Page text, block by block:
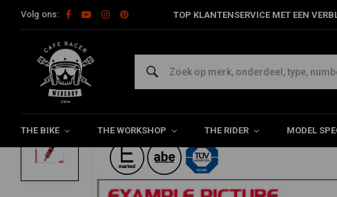
Volg ons: TOP KLANTENSERVICE MET EEN
THE BIKE THE WORKSHOP THE RIDER MODEL
Home Model Specifiek YSS OEM Vering Suzuki MZ456-
MZ456-305TRL-12 Shocks GSF 1200 Bandit